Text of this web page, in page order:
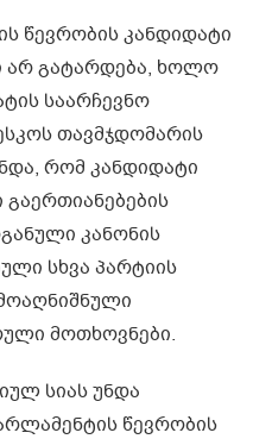
წევრობის კანდიდატი
არ გატარდება, ხოლო
საარჩევნო
თავმჯდომარის
რომ კანდიდატი
კანონის
სხვა პარტიის
მოთხოვნები.
სიას უნდა
წევრობის